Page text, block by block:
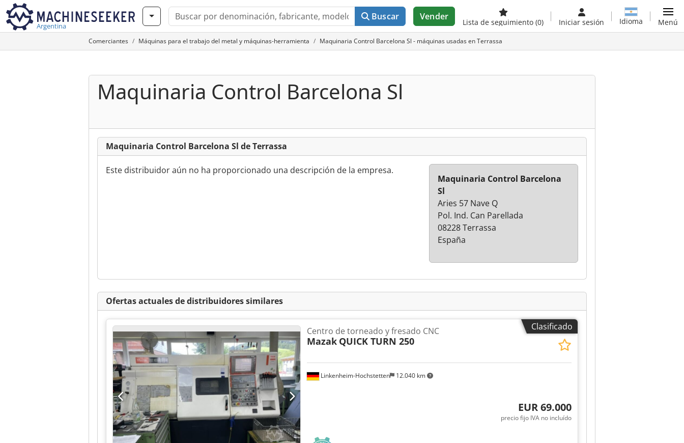
Argentina
Buscar Vender
Lista de seguimiento (0) Iniciar sesión Idioma Menú
Comerciantes Máquinas para el trabajo del metal y máquinas-herramienta Maquinaria Control Barcelona Sl - máquinas usadas en Terrassa
Maquinaria Control Barcelona Sl
Maquinaria Control Barcelona Sl de Terrassa
Este distribuidor aún no ha proporcionado una descripción de la empresa.
Maquinaria Control Barcelona
Sl
Aries 57 Nave Q
Pol. Ind. Can Parellada
08228 Terrassa
España
Ofertas actuales de distribuidores similares
Clasificado
Linkenheim-Hochstetten 12.040 km
Centro de torneado y fresado CNC
Mazak QUICK TURN 250
EUR 69.000
precio fijo IVA no incluído